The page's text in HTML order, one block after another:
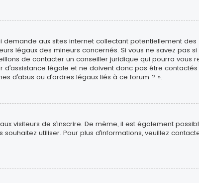
demande aux sites internet collectant potentiellement des
légaux des mineurs concernés. Si vous ne savez pas
de contacter un conseiller juridique qui pourra vous
légale et ne doivent donc pas être
d’abus ou d’ordres légaux liés à ce forum ? ».
visiteurs de s’inscrire. De même, il est également
utiliser. Pour plus d’informations, veuillez